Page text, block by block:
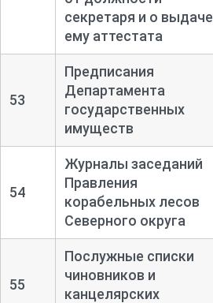
секретаря и о выдаче
ему аттестата
53
Предписания
Департамента
государственных
имуществ
54
Журналы заседаний
Правления
корабельных лесов
Северного округа
55
Послужные списки
чиновников и
канцелярских